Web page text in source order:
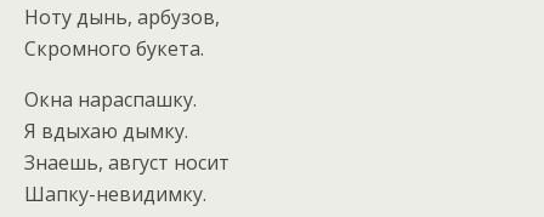
Ноту дынь, арбузов,
Скромного букета.
Окна нараспашку.
Я вдыхаю дымку.
Знаешь, август носит
Шапку-невидимку.